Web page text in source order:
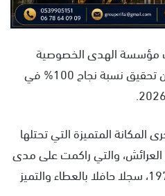
مؤسسة الهدى الخصوصية
تألقها التربوي، بعدما أعلنت عن تحقيق نسبة نجاح 100% في
المكانة المتميزة التي تحتلها
والتي راكمت على مدى
48 سنة منذ تأسيسها سنة 1978، سجلا حافلا بالعطاء والتميز